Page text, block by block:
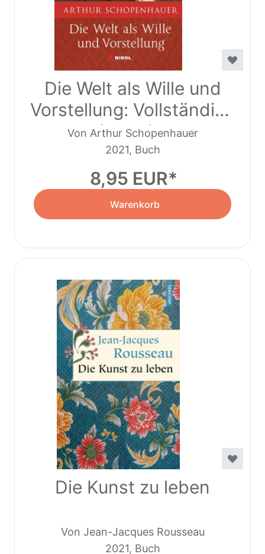
Die Welt als Wille und
Vorstellung: Vollständige
Ausgabe
Von Arthur Schopenhauer
2021, Buch
8,95 EUR
Warenkorb
Die Kunst zu leben
Von Jean-Jacques Rousseau
2021, Buch